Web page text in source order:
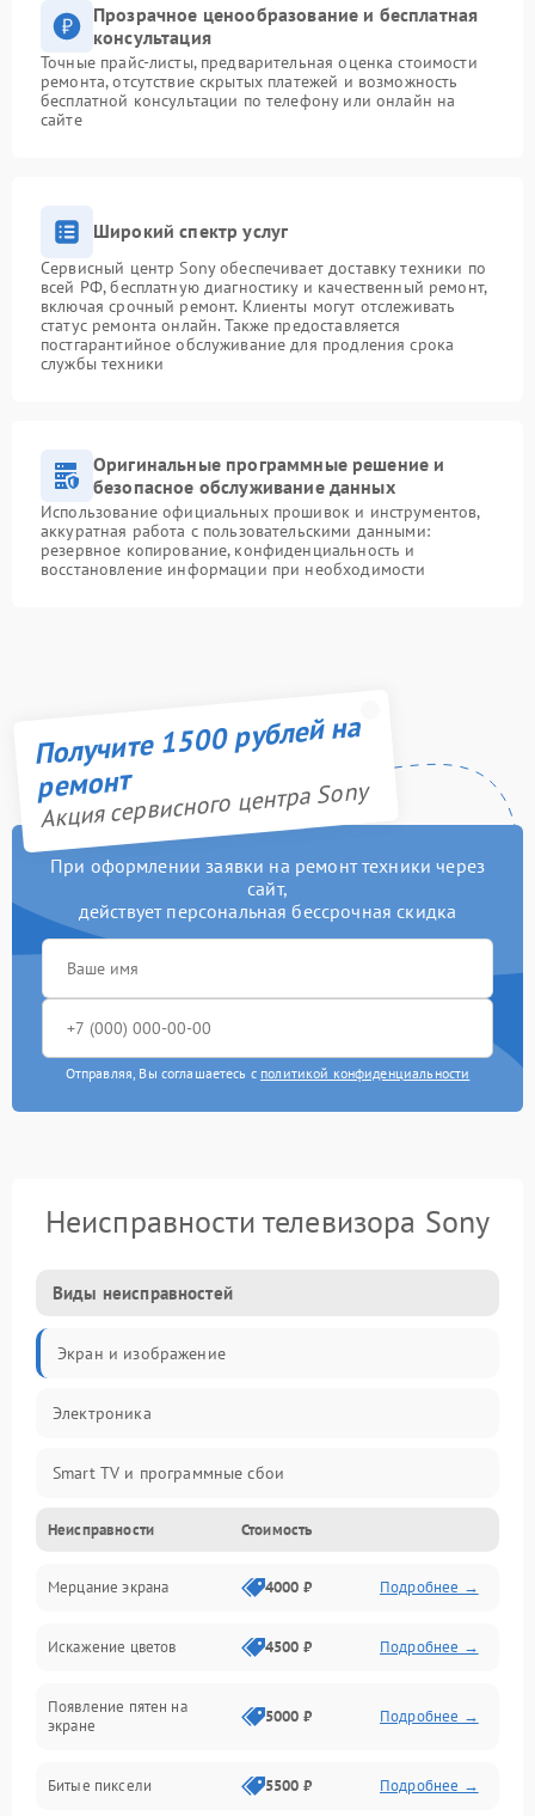
Прозрачное ценообразование и бесплатная
консультация
Точные прайс-листы, предварительная оценка стоимости
ремонта, отсутствие скрытых платежей и возможность
бесплатной консультации по телефону или онлайн на
сайте
Широкий спектр услуг
Сервисный центр Sony обеспечивает доставку техники по
всей РФ, бесплатную диагностику и качественный ремонт,
включая срочный ремонт. Клиенты могут отслеживать
статус ремонта онлайн. Также предоставляется
постгарантийное обслуживание для продления срока
службы техники
Оригинальные программные решение и
безопасное обслуживание данных
Использование официальных прошивок и инструментов,
аккуратная работа с пользовательскими данными:
резервное копирование, конфиденциальность и
восстановление информации при необходимости
Получите 1500 рублей на
ремонт
Акция сервисного центра Sony
При оформлении заявки на ремонт техники через
сайт,
действует персональная бессрочная скидка
Отправляя, Вы соглашаетесь с политикой конфиденциальности
Неисправности телевизора Sony
Виды неисправностей
Экран и изображение
Электроника
Smart TV и программные сбои
Питание и запуск
Подсветка и LED-модули
Звук и аудиосистема
Сигнал и приём каналов
Неисправности Стоимость
Мерцание экрана 4000 ₽ Подробнее →
Искажение цветов 4500 ₽ Подробнее →
Появление пятен на
экране
5000 ₽ Подробнее →
Битые пиксели 5500 ₽ Подробнее →